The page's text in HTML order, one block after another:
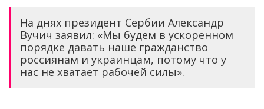
На днях президент Сербии Александр
Вучич заявил: «Мы будем в ускоренном
порядке давать наше гражданство
россиянам и украинцам, потому что у
нас не хватает рабочей силы».